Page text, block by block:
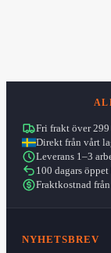
Fri frakt över
Direkt från vårt
Leverans 1–3
100 dagars
Fraktkostnad
NYHETSBREV